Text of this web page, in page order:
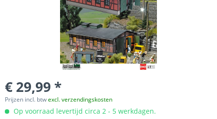
€ 29,99 *
Prijzen incl. btwexcl. verzendingskosten
Op voorraad levertijd circa 2 - 5 werkdagen.